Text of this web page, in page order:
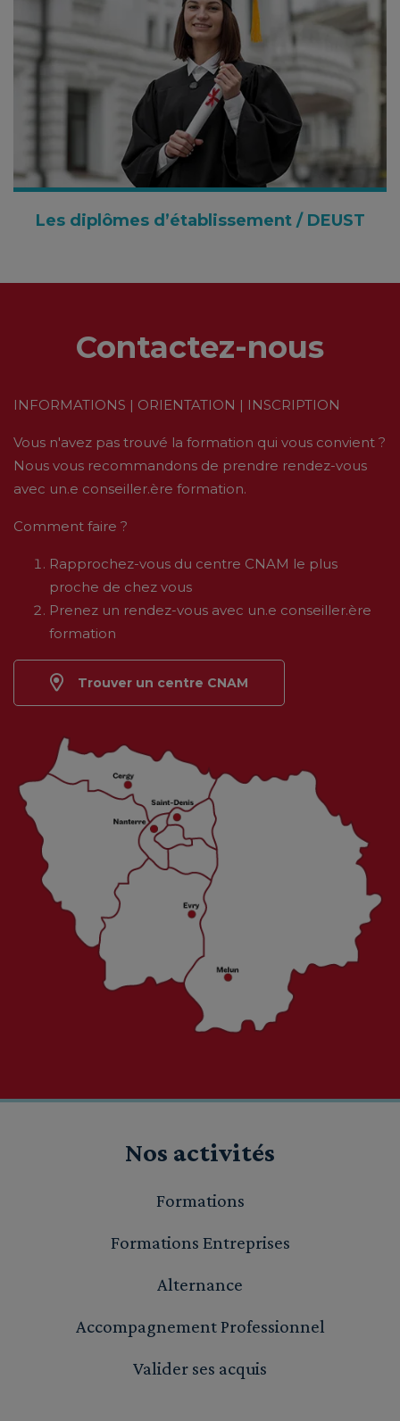
Les diplômes d’établissement / DEUST
Contactez-nous
INFORMATIONS | ORIENTATION | INSCRIPTION
Vous n'avez pas trouvé la formation qui vous convient ?
Nous vous recommandons de prendre rendez-vous
avec un.e conseiller.ère formation.
Comment faire ?
Rapprochez-vous du centre CNAM le plus
proche de chez vous
Prenez un rendez-vous avec un.e conseiller.ère
formation
Trouver un centre CNAM
Nos activités
Formations
Formations Entreprises
Alternance
Accompagnement Professionnel
Valider ses acquis